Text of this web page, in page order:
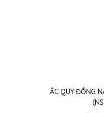
ẮC QUY ĐỒNG